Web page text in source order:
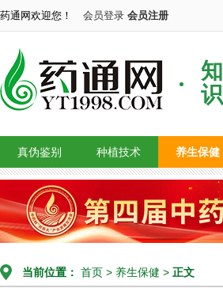
药通网欢迎您！ 会员登录 会员注册
知
识
真伪鉴别 种植技术 养生保健
当前位置： 首页 > 养生保健 > 正文